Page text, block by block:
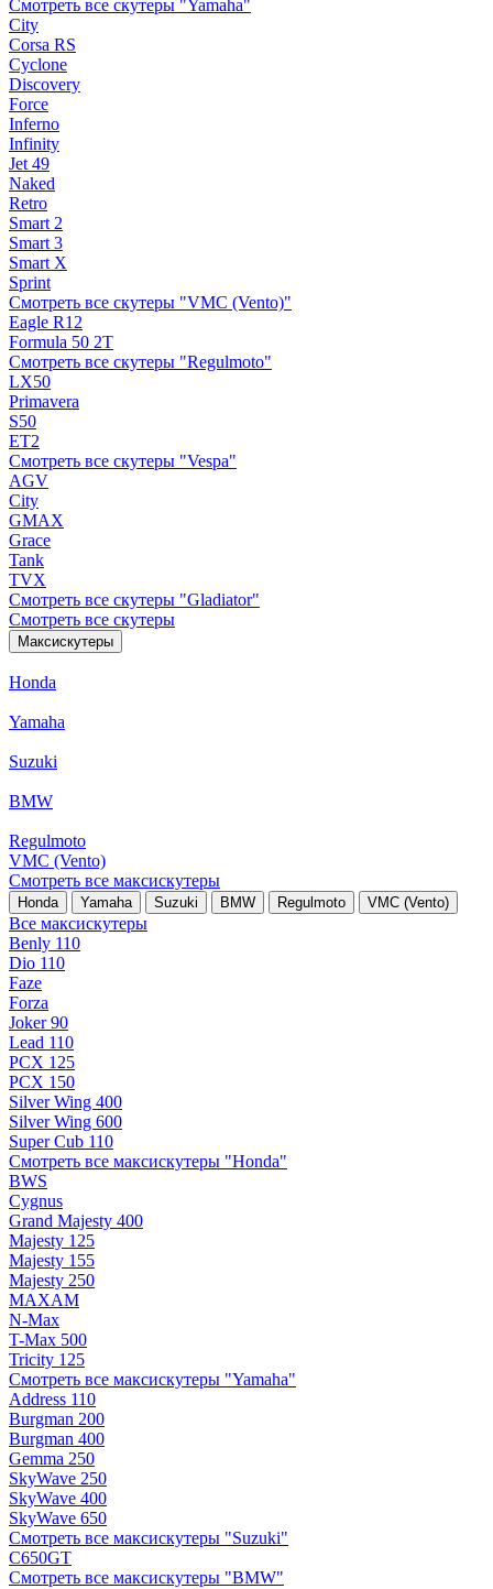
Смотреть все скутеры "Yamaha"
City
Corsa RS
Cyclone
Discovery
Force
Inferno
Infinity
Jet 49
Naked
Retro
Smart 2
Smart 3
Smart X
Sprint
Смотреть все скутеры "VMC (Vento)"
Eagle R12
Formula 50 2Т
Смотреть все скутеры "Regulmoto"
LX50
Primavera
S50
ET2
Смотреть все скутеры "Vespa"
AGV
City
GMAX
Grace
Tank
TVX
Смотреть все скутеры "Gladiator"
Смотреть все скутеры
Максискутеры
Honda
Yamaha
Suzuki
BMW
Regulmoto
VMC (Vento)
Смотреть все максискутеры
Honda Yamaha Suzuki BMW Regulmoto VMC (Vento)
Все максискутеры
Benly 110
Dio 110
Faze
Forza
Joker 90
Lead 110
PCX 125
PCX 150
Silver Wing 400
Silver Wing 600
Super Cub 110
Смотреть все максискутеры "Honda"
BWS
Cygnus
Grand Majesty 400
Majesty 125
Majesty 155
Majesty 250
MAXAM
N-Max
T-Max 500
Tricity 125
Смотреть все максискутеры "Yamaha"
Address 110
Burgman 200
Burgman 400
Gemma 250
SkyWave 250
SkyWave 400
SkyWave 650
Смотреть все максискутеры "Suzuki"
C650GT
Смотреть все максискутеры "BMW"